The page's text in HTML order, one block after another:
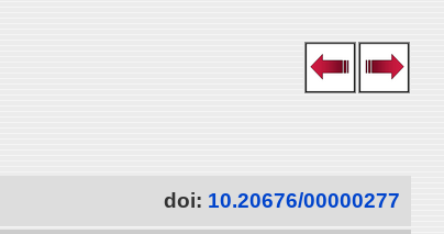
doi: 10.20676/00000277